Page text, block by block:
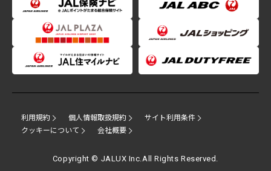
利用規約 個人情報取扱規約
サイト利用条件
クッキーについて
会社概要
Copyright © JALUX Inc.All Rights Reserved.